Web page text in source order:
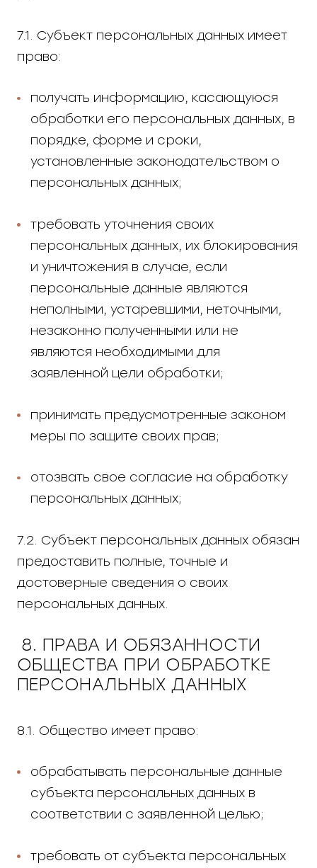
7.1. Субъект персональных данных имеет
право:
получать информацию, касающуюся
обработки его персональных данных, в
порядке, форме и сроки,
установленные законодательством о
персональных данных;
требовать уточнения своих
персональных данных, их блокирования
и уничтожения в случае, если
персональные данные являются
неполными, устаревшими, неточными,
незаконно полученными или не
являются необходимыми для
заявленной цели обработки;
принимать предусмотренные законом
меры по защите своих прав;
отозвать свое согласие на обработку
персональных данных;
7.2. Субъект персональных данных обязан
предоставить полные, точные и
достоверные сведения о своих
персональных данных.
8. ПРАВА И ОБЯЗАННОСТИ
ОБЩЕСТВА ПРИ ОБРАБОТКЕ
ПЕРСОНАЛЬНЫХ ДАННЫХ
8.1. Общество имеет право:
обрабатывать персональные данные
субъекта персональных данных в
соответствии с заявленной целью;
требовать от субъекта персональных